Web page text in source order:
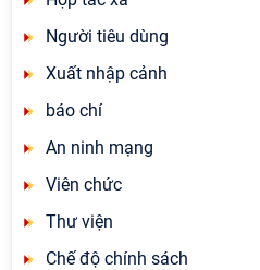
Người tiêu dùng
Xuất nhập cảnh
báo chí
An ninh mạng
Viên chức
Thư viện
Chế độ chính sách